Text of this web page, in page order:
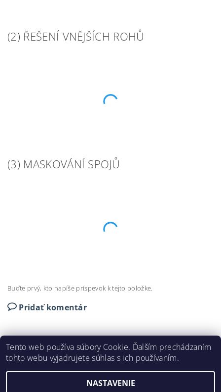
(2) ŘEŠENÍ VNĚJŠÍCH ROHŮ
(3) MASKOVÁNÍ SPOJŮ
Buďte prvý, kto napíše príspevok k tejto položke.
Pridať komentár
DEKORAČNÉ LIŠTY © 2024
Tento web používa súbory Cookie. Ďalším prechádzaním
tohto webu vyjadrujete súhlas s ich používaním.
NASTAVENIE